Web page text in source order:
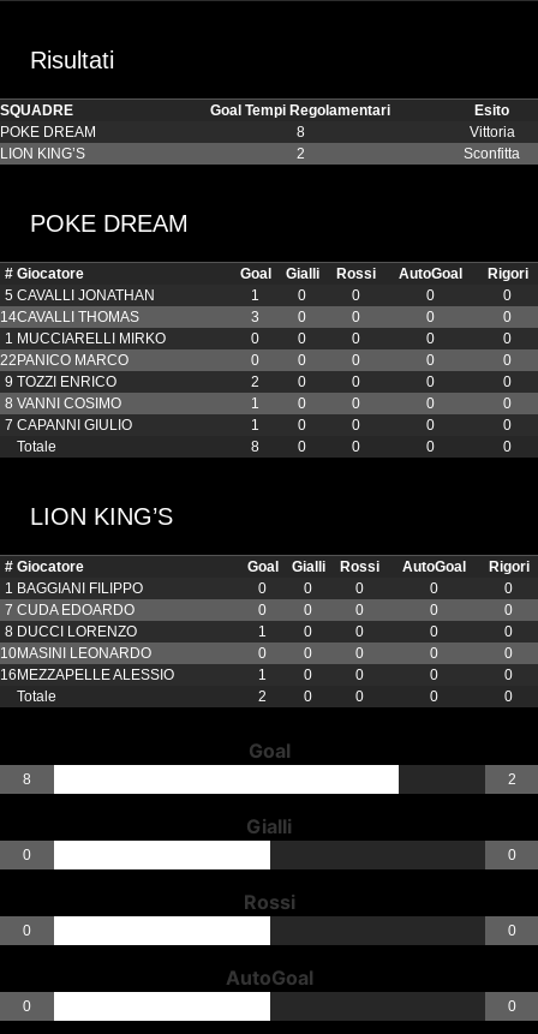
Risultati
SQUADRE Goal Tempi Regolamentari
Esito
POKE DREAM
8
Vittoria
LION KING’S
2 Sconfitta
POKE DREAM
# Giocatore Goal Gialli Rossi AutoGoal
Rigori
5 CAVALLI JONATHAN 1 0 0 0
0
14CAVALLI THOMAS 3 0 0 0
0
1 MUCCIARELLI MIRKO 0 0 0 0
0
22 PANICO MARCO 0 0 0 0
0
9 TOZZI ENRICO 2 0 0 0
0
8 VANNI COSIMO 1 0 0 0
0
7 CAPANNI GIULIO 1 0 0 0
0
Totale
8 0 0 0 0
LION KING’S
# Giocatore Goal Gialli Rossi AutoGoal
Rigori
1 BAGGIANI FILIPPO 0 0 0 0
0
7 CUDA EDOARDO 0 0 0 0
0
8 DUCCI LORENZO 1 0 0 0
0
10MASINI LEONARDO 0 0 0 0
0
16 MEZZAPELLE ALESSIO 1 0 0 0
0
Totale
2 0 0 0 0
Goal
8 2
Gialli
0 0
Rossi
0 0
AutoGoal
0 0